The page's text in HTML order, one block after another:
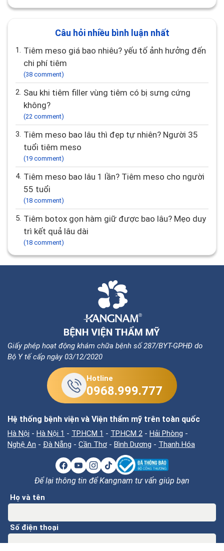
Câu hỏi nhiều bình luận nhất
1. Tiêm meso giá bao nhiêu? yếu tố ảnh hưởng đến
chi phí tiêm
(38 comment)
2. Sau khi tiêm filler vùng tiêm có bị sưng cứng
không?
(22 comment)
3. Tiêm meso bao lâu thì đẹp tự nhiên? Người 35
tuổi tiêm meso
(19 comment)
4. Tiêm meso bao lâu 1 lần? Tiêm meso cho người
55 tuổi
(18 comment)
5. Tiêm botox gọn hàm giữ được bao lâu? Mẹo duy
trì kết quả lâu dài
(18 comment)
Giấy phép hoạt động khám chữa bệnh số 287/BYT-GPHĐ do
Bộ Y tế cấp ngày 03/12/2020
Hotline
0968.999.777
Hệ thống bệnh viện và Viện thẩm mỹ trên toàn quốc
Hà Nội - Hà Nội 1 - TP.HCM 1 - TP.HCM 2 - Hải Phòng -
Nghệ An - Đà Nẵng - Cần Thơ - Bình Dương - Thanh Hóa
Để lại thông tin để Kangnam tư vấn giúp bạn
Họ và tên
Số điện thoại